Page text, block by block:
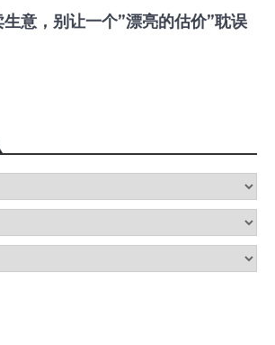
意，别让一个”漂亮的估价”耽误